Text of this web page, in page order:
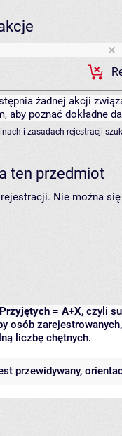
żadnej akcji
aby poznać dokładne
i zasadach rejestracji
ten przedmiot
Nie można
Przyjętych = A+X, czyli
osób
liczbę chętnych.
przewidywany,